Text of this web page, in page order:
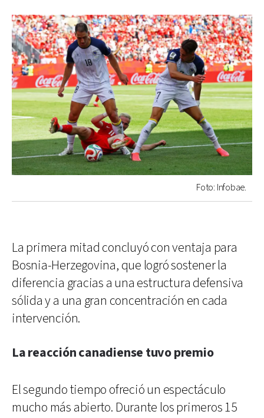
Foto: Infobae.
La primera mitad concluyó con ventaja para
Bosnia-Herzegovina, que logró sostener la
diferencia gracias a una estructura defensiva
sólida y a una gran concentración en cada
intervención.
La reacción canadiense tuvo premio
El segundo tiempo ofreció un espectáculo
mucho más abierto. Durante los primeros 15